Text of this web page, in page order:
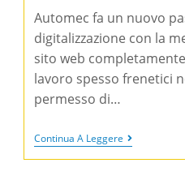
Automec fa un nuovo
digitalizzazione con la
sito web
lavoro spesso frenetici
permesso di…
Continua A Leggere